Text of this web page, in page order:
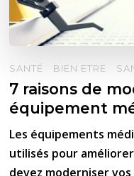
SANTÉ BIEN ETRE
7 raisons de
équipement
Les équipements
utilisés pour
devez moderniser